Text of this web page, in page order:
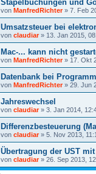
Stapelbuchungen und
von ManfredRichter» 7. Feb
Umsatzsteuer bei
von claudiar» 13. Jan 2015,
Mac-... kann nicht
von ManfredRichter» 17. Okt
Datenbank bei
von ManfredRichter» 29. Jun
Jahreswechsel
von claudiar» 3. Jan 2014,
Differenzbesteuerung
von claudiar» 5. Nov 2013,
Übertragung der UST
von claudiar» 26. Sep 2013,